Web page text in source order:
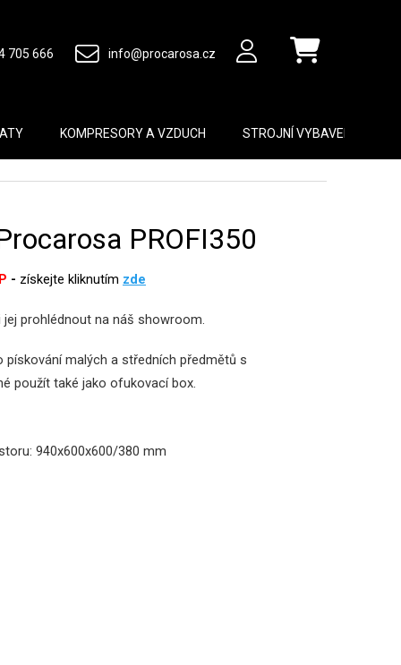
705 666 info@procarosa.cz Nákupní košík
KOMPRESORY A VZDUCH STROJNÍ VYBAVENÍ
PROFI350
- získejte kliknutím zde
jej prohlédnout na náš showroom.
pískování malých a středních předmětů s
použít také jako ofukovací box.
940x600x600/380 mm